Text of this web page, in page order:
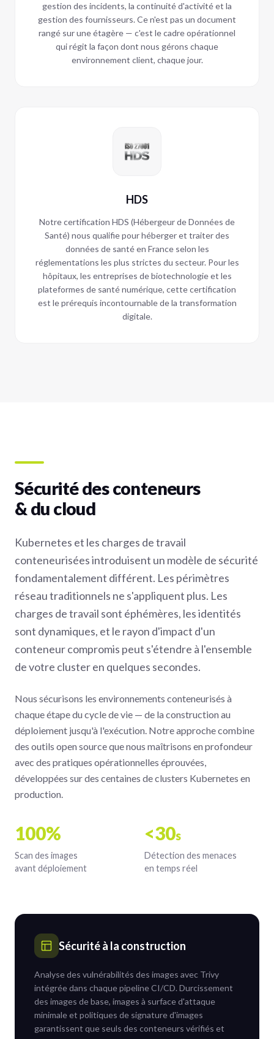
gestion des incidents, la continuité d'activité et la
gestion des fournisseurs. Ce n'est pas un document
rangé sur une étagère — c'est le cadre opérationnel
qui régit la façon dont nous gérons chaque
environnement client, chaque jour.
HDS
Notre certification HDS (Hébergeur de Données de
Santé) nous qualifie pour héberger et traiter des
données de santé en France selon les
réglementations les plus strictes du secteur. Pour les
hôpitaux, les entreprises de biotechnologie et les
plateformes de santé numérique, cette certification
est le prérequis incontournable de la transformation
digitale.
Sécurité des conteneurs
& du cloud
Kubernetes et les charges de travail
conteneurisées introduisent un modèle de sécurité
fondamentalement différent. Les périmètres
réseau traditionnels ne s'appliquent plus. Les
charges de travail sont éphémères, les identités
sont dynamiques, et le rayon d'impact d'un
conteneur compromis peut s'étendre à l'ensemble
de votre cluster en quelques secondes.
Nous sécurisons les environnements conteneurisés à
chaque étape du cycle de vie — de la construction au
déploiement jusqu'à l'exécution. Notre approche combine
des outils open source que nous maîtrisons en profondeur
avec des pratiques opérationnelles éprouvées,
développées sur des centaines de clusters Kubernetes en
production.
100%
Scan des images
avant déploiement
<30s
Détection des menaces
en temps réel
Sécurité à la construction
Analyse des vulnérabilités des images avec Trivy
intégrée dans chaque pipeline CI/CD. Durcissement
des images de base, images à surface d'attaque
minimale et politiques de signature d'images
garantissent que seuls des conteneurs vérifiés et